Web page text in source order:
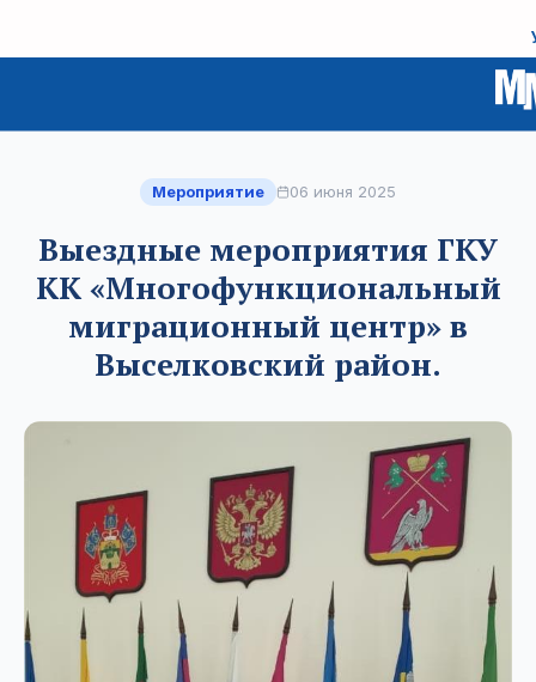
Мероприятие 06 июня 2025
Выездные мероприятия ГКУ
КК «Многофункциональный
миграционный центр» в
Выселковский район.